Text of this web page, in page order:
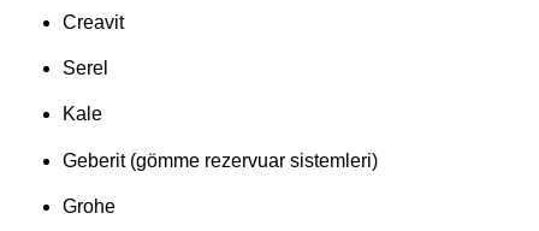
Creavit
Serel
Kale
Geberit (gömme rezervuar sistemleri)
Grohe